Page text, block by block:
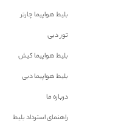
بلیط هواپیما چارتر
تور دبی
بلیط هواپیما کیش
بلیط هواپیما دبی
درباره ما
راهنمای استرداد بلیط